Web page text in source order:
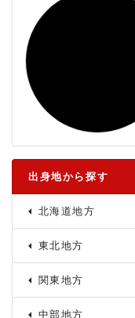
出身地から探す
北海道地方
東北地方
関東地方
中部地方